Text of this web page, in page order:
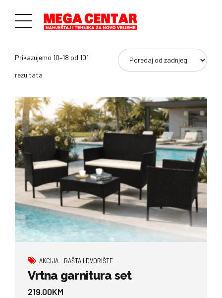
Prikazujemo 10–18 od 101
rezultata
najnovijem
AKCIJA BAŠTA I DVORIŠTE
Vrtna garnitura set
219.00KM